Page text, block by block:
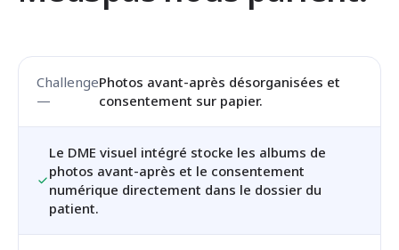
Photos avant-après désorganisées et
consentement sur papier.
Le DME visuel intégré stocke les albums de
photos avant-après et le consentement
numérique directement dans le dossier du
patient.